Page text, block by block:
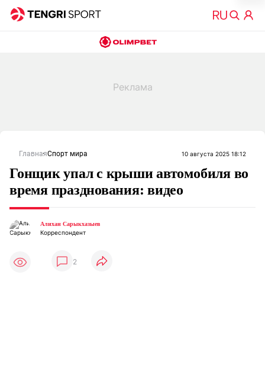
ГлавнаяСпорт мира 10 августа 2025 18:12
Гонщик упал с крыши автомобиля во
время празднования: видео
Алихан Сарыкхазыев
Корреспондент
2